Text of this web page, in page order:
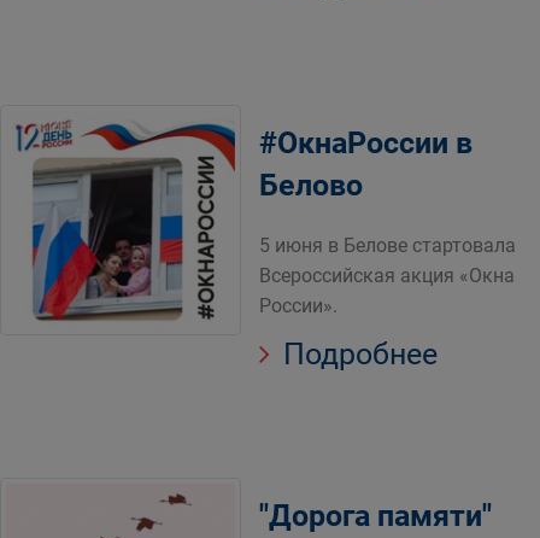
#ОкнаРоссии в
Белово
5 июня в Белове стартовала
Всероссийская акция «Окна
России».
Подробнее
"Дорога памяти"